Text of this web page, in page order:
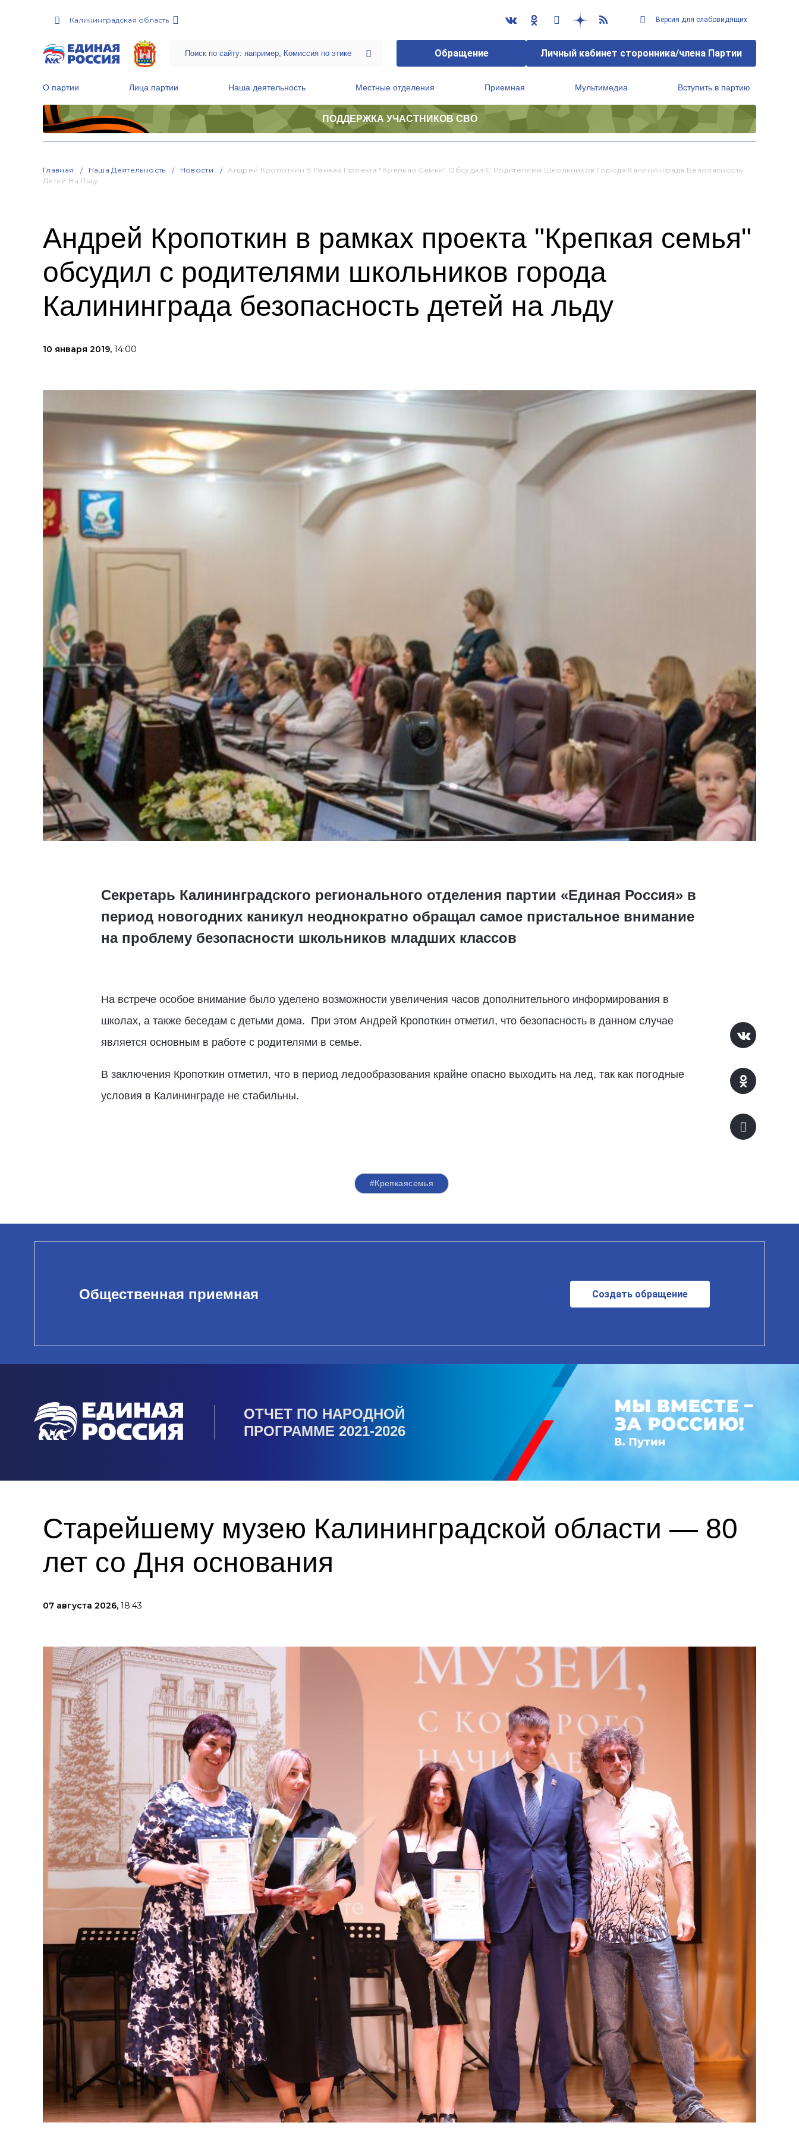
Калининградская область Версия для слабовидящих
Обращение Личный кабинет сторонника/члена Партии
О партии Лица партии Наша деятельность Местные отделения Приемная Мультимедиа Вступить в партию
ПОДДЕРЖКА УЧАСТНИКОВ СВО
Главная Наша Деятельность Новости
Андрей Кропоткин В Рамках Проекта "Крепкая Семья" Обсудил С Родителями Школьников Города Калининграда Безопасность
Детей На Льду
Андрей Кропоткин в рамках проекта "Крепкая семья"
обсудил с родителями школьников города
Калининграда безопасность детей на льду
10 января 2019, 14:00
Секретарь Калининградского регионального отделения партии «Единая Россия» в
период новогодних каникул неоднократно обращал самое пристальное внимание
на проблему безопасности школьников младших классов
На встрече особое внимание было уделено возможности увеличения часов дополнительного информирования в
школах, а также беседам с детьми дома. При этом Андрей Кропоткин отметил, что безопасность в данном случае
является основным в работе с родителями в семье.
В заключения Кропоткин отметил, что в период ледообразования крайне опасно выходить на лед, так как погодные
условия в Калининграде не стабильны.
#Крепкаясемья
Общественная приемная Создать обращение
ОТЧЕТ ПО НАРОДНОЙ
ПРОГРАММЕ 2021-2026
Старейшему музею Калининградской области — 80
лет со Дня основания
07 августа 2026, 18:43